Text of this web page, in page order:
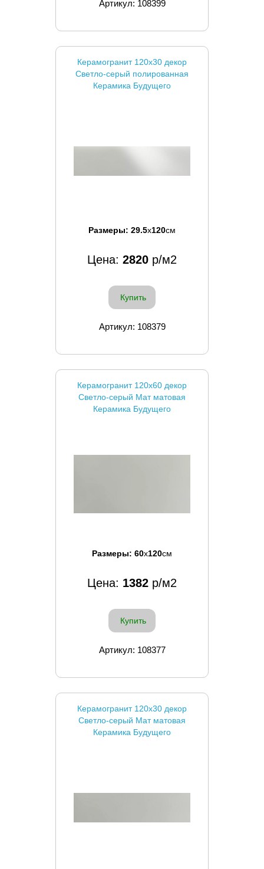
Артикул: 108399
Керамогранит 120x30 декор
Светло-серый полированная
Керамика Будущего
Размеры: 29.5x120см
Цена: 2820 р/м2
Купить
Артикул: 108379
Керамогранит 120x60 декор
Светло-серый Мат матовая
Керамика Будущего
Размеры: 60x120см
Цена: 1382 р/м2
Купить
Артикул: 108377
Керамогранит 120x30 декор
Светло-серый Мат матовая
Керамика Будущего